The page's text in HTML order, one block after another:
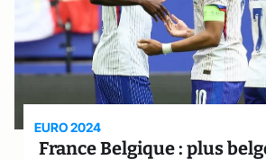
EURO 2024
France Belgique : plus